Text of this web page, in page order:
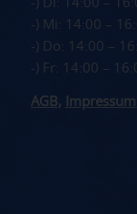
-) Di: 14:00 –
-) Mi: 14:00 –
-) Do: 14:00 –
-) Fr: 14:00 –
AGB , Impressum